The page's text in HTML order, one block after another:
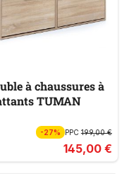
à chaussures à
TUMAN
-27% PPC199,00 €
145,00 €